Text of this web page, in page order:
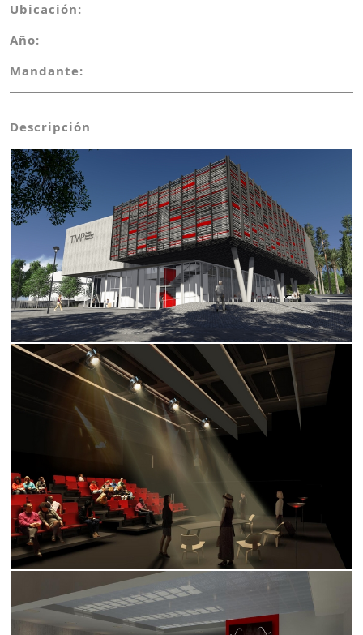
Ubicación:
Año:
Mandante:
Descripción